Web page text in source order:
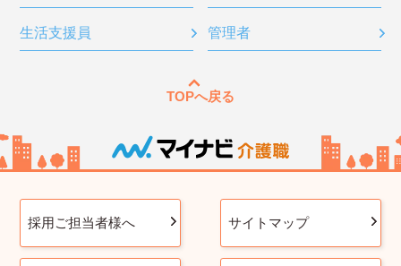
生活支援員 管理者
TOPへ戻る
採用ご担当者様へ サイトマップ